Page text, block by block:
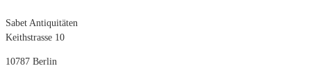
Sabet Antiquitäten
Keithstrasse 10
10787 Berlin